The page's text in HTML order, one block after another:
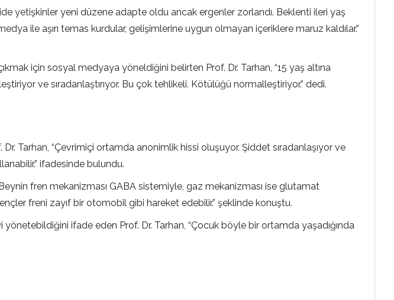
yetişkinler yeni düzene adapte oldu ancak ergenler zorlandı. Beklenti ileri yaş
ile aşırı temas kurdular, gelişimlerine uygun olmayan içeriklere maruz kaldılar.”
için sosyal medyaya yöneldiğini belirten Prof. Dr. Tarhan, “15 yaş altına
ve sıradanlaştırıyor. Bu çok tehlikeli. Kötülüğü normalleştiriyor.” dedi.
Tarhan, “Çevrimiçi ortamda anonimlik hissi oluşuyor. Şiddet sıradanlaşıyor ve
ifadesinde bulundu.
fren mekanizması GABA sistemiyle, gaz mekanizması ise glutamat
freni zayıf bir otomobil gibi hareket edebilir.” şeklinde konuştu.
ifade eden Prof. Dr. Tarhan, “Çocuk böyle bir ortamda yaşadığında